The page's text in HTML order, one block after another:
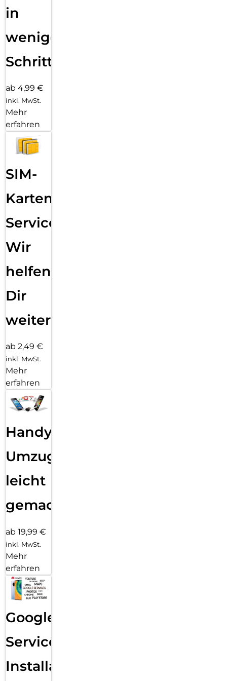
in
wenigen
Schritten
ab 4,99 €
inkl. MwSt.
Mehr
erfahren
SIM-
Karten
Service:
Wir
helfen
Dir
weiter
ab 2,49 €
inkl. MwSt.
Mehr
erfahren
Handy
Umzug
leicht
gemacht!
ab 19,99 €
inkl. MwSt.
Mehr
erfahren
Google
Services
Installation